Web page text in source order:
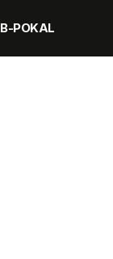
POKAL